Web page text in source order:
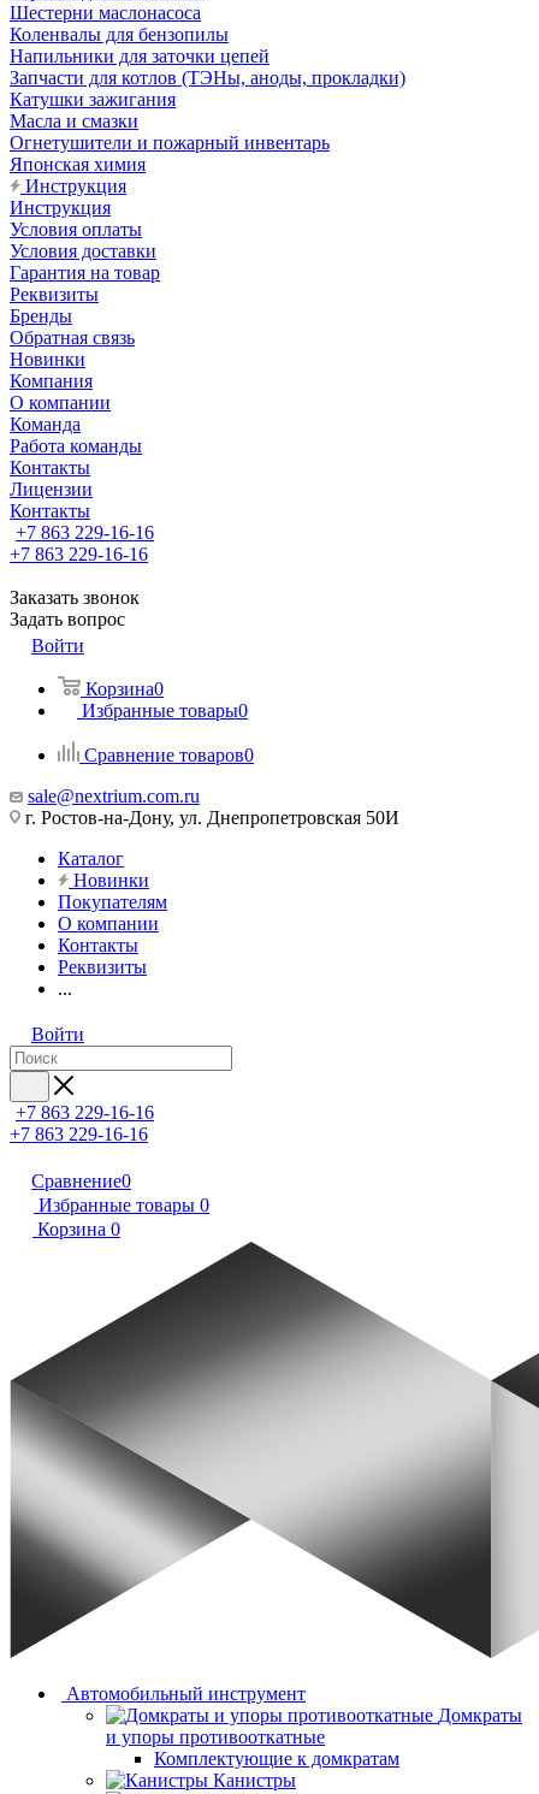
Шестерни маслонасоса
Коленвалы для бензопилы
Напильники для заточки цепей
Запчасти для котлов (ТЭНы, аноды, прокладки)
Катушки зажигания
Масла и смазки
Огнетушители и пожарный инвентарь
Японская химия
Инструкция
Инструкция
Условия оплаты
Условия доставки
Гарантия на товар
Реквизиты
Бренды
Обратная связь
Новинки
Компания
О компании
Команда
Работа команды
Контакты
Лицензии
Контакты
+7 863 229-16-16
+7 863 229-16-16
Заказать звонок
Задать вопрос
Войти
Корзина0
Избранные товары0
Сравнение товаров0
sale@nextrium.com.ru
г. Ростов-на-Дону, ул. Днепропетровская 50И
Каталог
Новинки
Покупателям
О компании
Контакты
Реквизиты
...
Войти
+7 863 229-16-16
+7 863 229-16-16
Сравнение0
Избранные товары 0
Корзина 0
Автомобильный инструмент
Домкраты
и упоры противооткатные
Комплектующие к домкратам
Канистры